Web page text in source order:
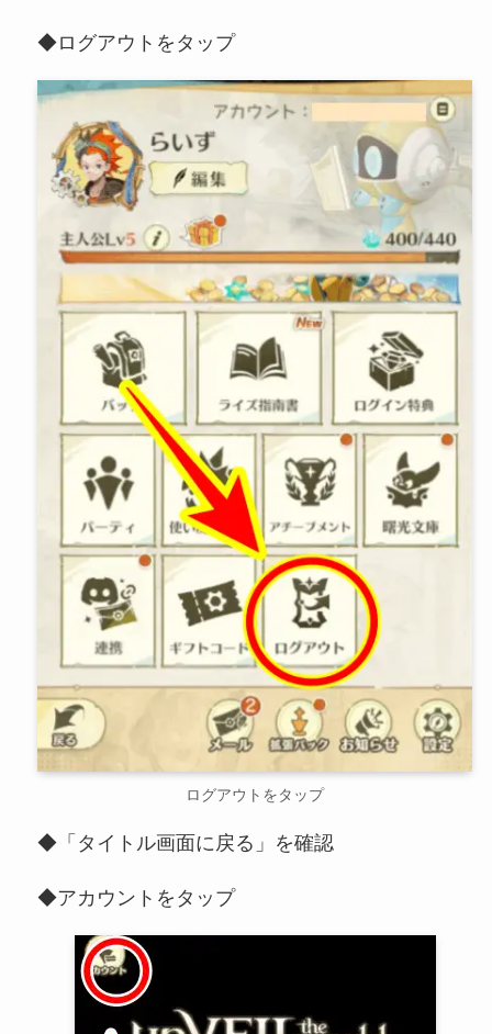
◆ログアウトをタップ
ログアウトをタップ
◆「タイトル画面に戻る」を確認
◆アカウントをタップ